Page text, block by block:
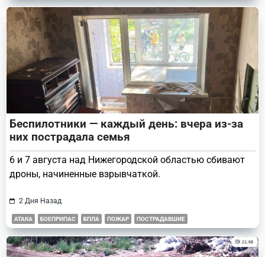
Беспилотники — каждый день: вчера из-за
них пострадала семья
6 и 7 августа над Нижегородской областью сбивают
дроны, начиненные взрывчаткой.
2 Дня Назад
АТАКА БОЕПРИПАС БПЛА ПОЖАР ПОСТРАДАВШИЕ